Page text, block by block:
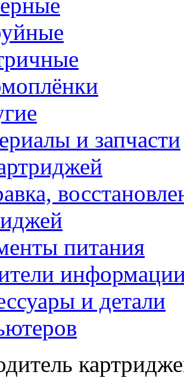
и запчасти
питания
и детали